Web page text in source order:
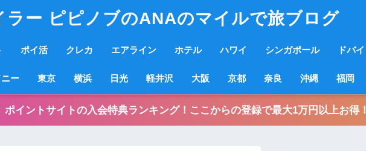
ラー ピピノブのANAのマイルで旅ブログ
ポイ活 クレカ エアライン ホテル ハワイ シンガポール ドバイ
ー 東京 横浜 日光 軽井沢 大阪 京都 奈良 沖縄 福岡
ポイントサイトの入会特典ランキング！ここからの登録で最大1万円以上お得！